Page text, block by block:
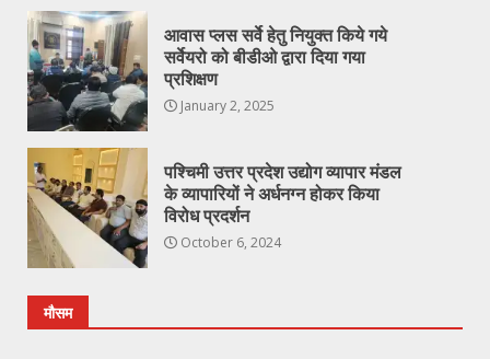
आवास प्लस सर्वे हेतु नियुक्त किये गये
सर्वेयरो को बीडीओ द्वारा दिया गया
प्रशिक्षण
January 2, 2025
पश्चिमी उत्तर प्रदेश उद्योग व्यापार मंडल
के व्यापारियों ने अर्धनग्न होकर किया
विरोध प्रदर्शन
October 6, 2024
मौसम